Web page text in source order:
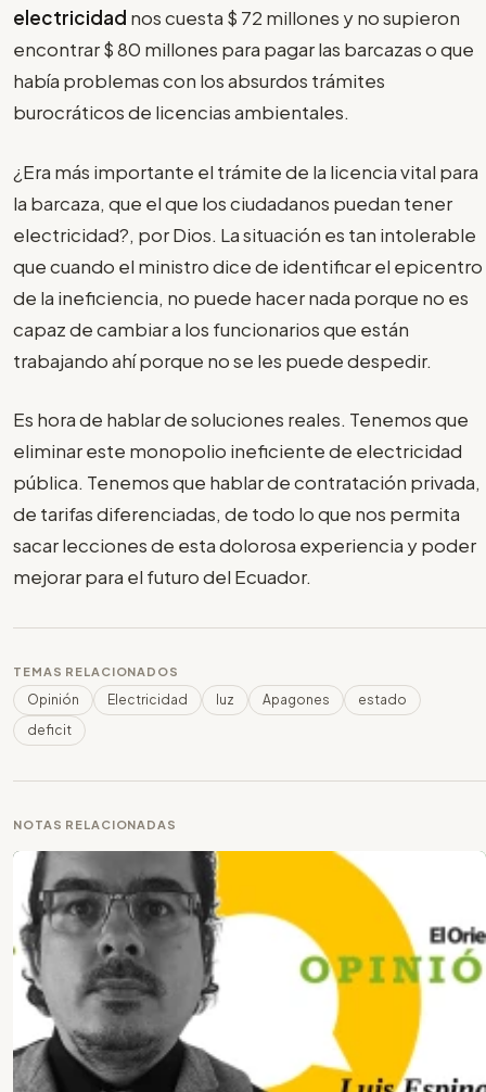
electricidad nos cuesta $ 72 millones y no supieron
encontrar $ 80 millones para pagar las barcazas o que
había problemas con los absurdos trámites
burocráticos de licencias ambientales.
¿Era más importante el trámite de la licencia vital para
la barcaza, que el que los ciudadanos puedan tener
electricidad?, por Dios. La situación es tan intolerable
que cuando el ministro dice de identificar el epicentro
de la ineficiencia, no puede hacer nada porque no es
capaz de cambiar a los funcionarios que están
trabajando ahí porque no se les puede despedir.
Es hora de hablar de soluciones reales. Tenemos que
eliminar este monopolio ineficiente de electricidad
pública. Tenemos que hablar de contratación privada,
de tarifas diferenciadas, de todo lo que nos permita
sacar lecciones de esta dolorosa experiencia y poder
mejorar para el futuro del Ecuador.
TEMAS RELACIONADOS
Opinión Electricidad luz Apagones
estado
deficit
NOTAS RELACIONADAS